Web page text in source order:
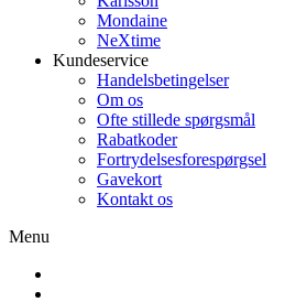
Mondaine
NeXtime
Kundeservice
Handelsbetingelser
Om os
Ofte stillede spørgsmål
Rabatkoder
Fortrydelsesforespørgsel
Gavekort
Kontakt os
Menu